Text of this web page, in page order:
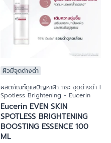
ผิวมีจุดด่างดำ
ผลิตภัณฑ์ดูแลปัญหาฝ้า กระ จุดด่างดำ l
Spotless Brightening - Eucerin
Eucerin EVEN SKIN
SPOTLESS BRIGHTENING
BOOSTING ESSENCE 100
ML